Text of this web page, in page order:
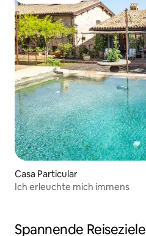
Casa Particular
Ich erleuchte mich immens
Spannende Reiseziele